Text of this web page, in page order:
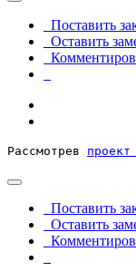
Поставить
Оставить
Рассмотрев проект
Поставить
Оставить